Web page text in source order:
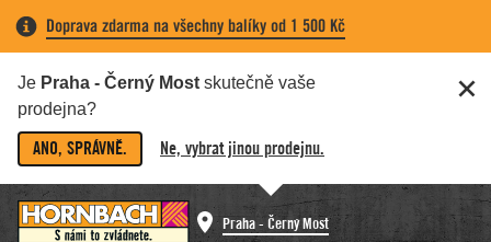
Doprava zdarma na všechny balíky od 1 500 Kč
Je Praha - Černý Most skutečně vaše
prodejna?
ANO, SPRÁVNĚ. Ne, vybrat jinou prodejnu.
Praha - Černý Most